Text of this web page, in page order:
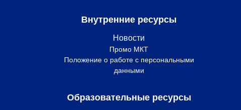
Внутренние ресурсы
Новости
Промо МКТ
Положение о работе с персональными
данными
Образовательные ресурсы